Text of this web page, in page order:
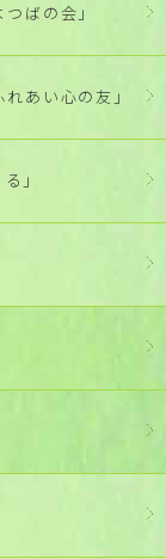
ばの会」
あい心の友」
」